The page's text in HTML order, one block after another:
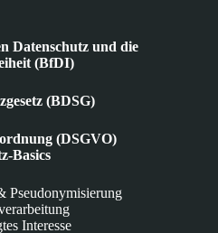
Datenschutz und die
(BfDI)
(BDSG)
(DSGVO)
Basics
Pseudonymisierung
Interesse